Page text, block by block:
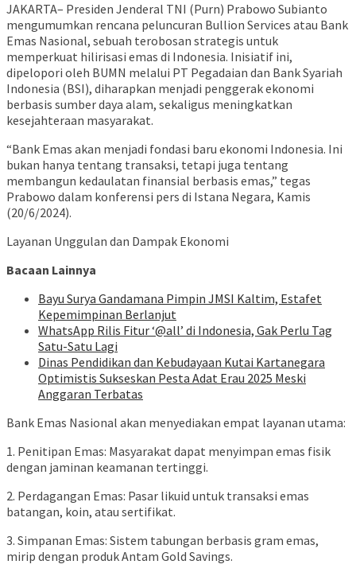
JAKARTA– Presiden Jenderal TNI (Purn) Prabowo Subianto
mengumumkan rencana peluncuran Bullion Services atau Bank
Emas Nasional, sebuah terobosan strategis untuk
memperkuat hilirisasi emas di Indonesia. Inisiatif ini,
dipelopori oleh BUMN melalui PT Pegadaian dan Bank Syariah
Indonesia (BSI), diharapkan menjadi penggerak ekonomi
berbasis sumber daya alam, sekaligus meningkatkan
kesejahteraan masyarakat.
“Bank Emas akan menjadi fondasi baru ekonomi Indonesia. Ini
bukan hanya tentang transaksi, tetapi juga tentang
membangun kedaulatan finansial berbasis emas,” tegas
Prabowo dalam konferensi pers di Istana Negara, Kamis
(20/6/2024).
Layanan Unggulan dan Dampak Ekonomi
Bacaan Lainnya
Bayu Surya Gandamana Pimpin JMSI Kaltim, Estafet
Kepemimpinan Berlanjut
WhatsApp Rilis Fitur ‘@all’ di Indonesia, Gak Perlu Tag
Satu-Satu Lagi
Dinas Pendidikan dan Kebudayaan Kutai Kartanegara
Optimistis Sukseskan Pesta Adat Erau 2025 Meski
Anggaran Terbatas
Bank Emas Nasional akan menyediakan empat layanan utama:
1. Penitipan Emas: Masyarakat dapat menyimpan emas fisik
dengan jaminan keamanan tertinggi.
2. Perdagangan Emas: Pasar likuid untuk transaksi emas
batangan, koin, atau sertifikat.
3. Simpanan Emas: Sistem tabungan berbasis gram emas,
mirip dengan produk Antam Gold Savings.